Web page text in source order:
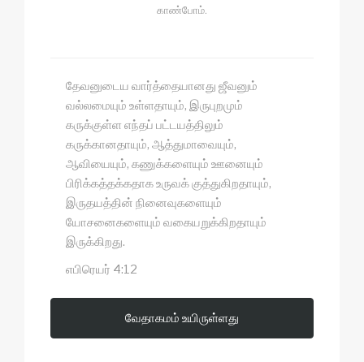
காண்போம்.
தேவனுடைய வார்த்தையானது ஜீவனும்
வல்லமையும் உள்ளதாயும், இருபுறமும்
கருக்குள்ள எந்தப் பட்டயத்திலும்
கருக்கானதாயும், ஆத்துமாவையும்,
ஆவியையும், கணுக்களையும் ஊனையும்
பிரிக்கத்தக்கதாக உருவக் குத்துகிறதாயும்,
இருதயத்தின் நினைவுகளையும்
யோசனைகளையும் வகையறுக்கிறதாயும்
இருக்கிறது.
எபிரெயர் 4:12
வேதாகமம் உயிருள்ளது